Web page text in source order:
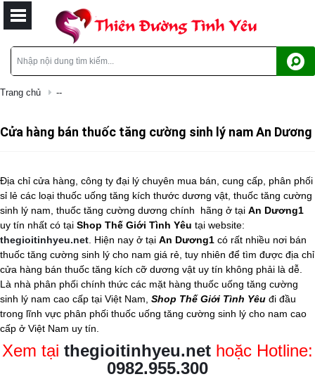
Trang chủ --
Cửa hàng bán thuốc tăng cường sinh lý nam An Dương
Địa chỉ cửa hàng, công ty đại lý chuyên mua bán, cung cấp, phân phối
sỉ lẻ các loại thuốc uống tăng kích thước dương vật, thuốc tăng cường
sinh lý nam, thuốc tăng cường dương chính
hãng ở tại An Dương1
uy tín nhất có tại Shop Thế Giới Tình Yêu tại website:
thegioitinhyeu.net . Hiện nay ở tại An Dương1 có rất nhiều nơi bán
thuốc tăng cường sinh lý cho nam giá rẻ, tuy nhiên để tìm được địa chỉ
cửa hàng bán thuốc tăng kích cỡ dương vật uy tín không phải là dễ.
Là nhà phân phối chính thức các mặt hàng thuốc uống tăng cường
sinh lý nam cao cấp tại Việt Nam, Shop Thế Giới Tình Yêu đi đầu
trong lĩnh vực phân phối thuốc uống tăng cường sinh lý cho nam cao
cấp ở Việt Nam uy tín.
Xem tại thegioitinhyeu.net hoặc Hotline:
0982.955.300